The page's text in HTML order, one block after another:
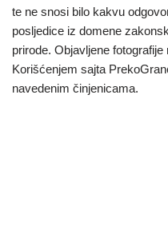
te ne snosi bilo kakvu
posljedice iz domene
prirode. Objavljene
Korišćenjem sajta
navedenim činjenicama.